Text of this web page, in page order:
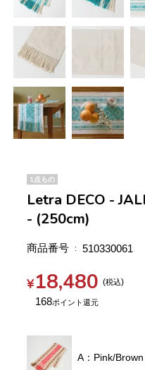
1点もの
Letra DECO -
- (250cm)
商品番号 510330061
¥18,480 税込
168
A：Pink/Brown